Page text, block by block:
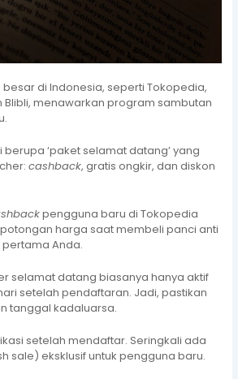
di Indonesia, seperti Tokopedia,
Blibli, menawarkan program sambutan
berupa ‘paket selamat datang’ yang
cashback, gratis ongkir, dan diskon
pengguna baru di Tokopedia
harga saat membeli panci anti
Anda.
selamat datang biasanya hanya aktif
setelah pendaftaran. Jadi, pastikan
tanggal kadaluarsa.
setelah mendaftar. Seringkali ada
sale) eksklusif untuk pengguna baru.